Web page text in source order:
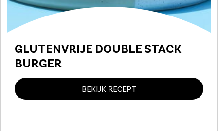
GLUTENVRIJE DOUBLE STACK
BURGER
BEKIJK RECEPT